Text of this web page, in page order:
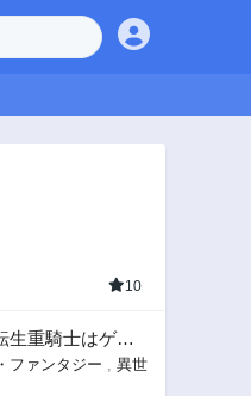
10
生重騎士はゲー
する
ファンタジー
異世